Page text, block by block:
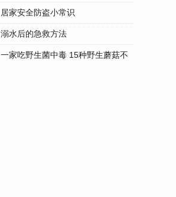
居家安全防盗小常识
溺水后的急救方法
一家吃野生菌中毒 15种野生蘑菇不